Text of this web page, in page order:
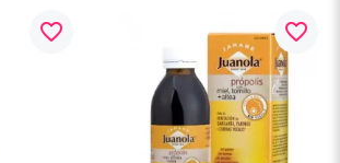
favorite_border favorite_border